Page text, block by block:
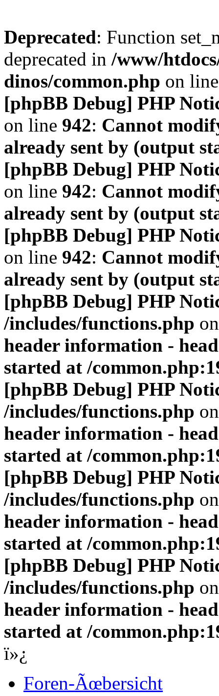
Deprecated: Function
deprecated in /www/
dinos/common.php on
[phpBB Debug] PHP
on line 942: Cannot
already sent by (output
[phpBB Debug] PHP
on line 942: Cannot
already sent by (output
[phpBB Debug] PHP
on line 942: Cannot
already sent by (output
[phpBB Debug] PHP
/includes/functions.php
header information -
started at /
[phpBB Debug] PHP
/includes/functions.php
header information -
started at /
[phpBB Debug] PHP
/includes/functions.php
header information -
started at /
[phpBB Debug] PHP
/includes/functions.php
header information -
started at /
ï»¿
Foren-Ãœbersicht